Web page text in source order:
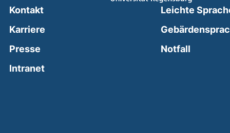
Kontakt
Karriere
Presse
Intranet(external link, opens in a new window)
Leichte
Notfall